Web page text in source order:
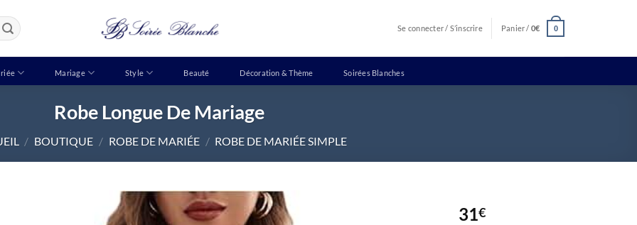
Se connecter / S’inscrire Panier / 0€ 0
Mariage Style Beauté Décoration & Thème Soirées Blanches
Robe Longue De Mariage
/ BOUTIQUE / ROBE DE MARIÉE / ROBE DE MARIÉE SIMPLE
31€